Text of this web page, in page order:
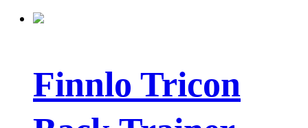
Finnlo Tricon